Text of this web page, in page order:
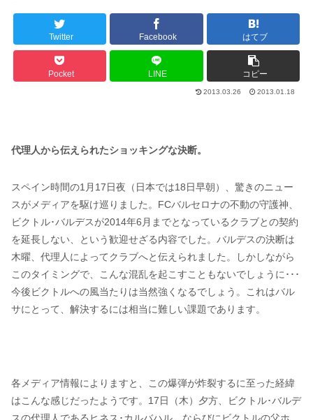
Twitter Facebook はてブ
Pocket LINE コピー
2013.03.26 2013.01.18
代理人から伝えられたショッキングな決断。
スペイン時間の1月17日夜（日本では18日早朝）、驚きのニュー
スがメディアを駆け巡りました。FCバルセロナの不動の守護神、
ビクトル･バルデスが2014年6月までとなっているクラブとの契約
を延長しない、という歓迎せざる内容でした。バルデスの決断は
木曜、代理人によってクラブへと伝えられました。しかしながら
このタイミングで、こんな混乱を起こすこともないでしょうに･･･
今後ビクトルへの風当たりは当然強くなるでしょう。これはバル
サにとって、解決するには相当に難しい課題であります。
各メディア情報によりますと、この爆弾が炸裂するに至った経緯
はこんな感じだったようです。17日（木）夕方、ビクトル･バルデ